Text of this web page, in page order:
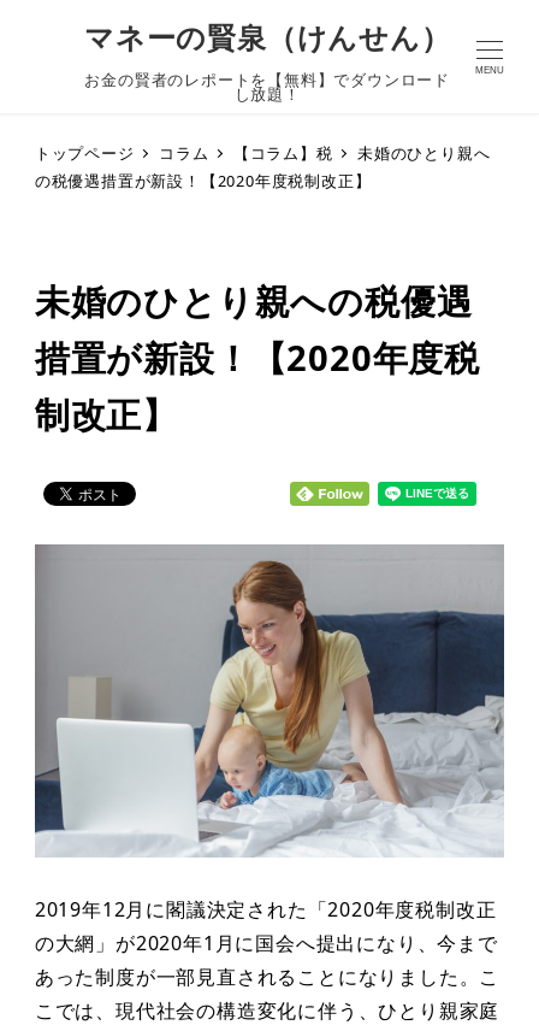
マネーの賢泉（けんせん）
お金の賢者のレポートを【無料】でダウンロード
し放題！
MENU
トップページ コラム 【コラム】税
未婚のひとり親へ
の税優遇措置が新設！【2020年度税制改正】
未婚のひとり親への税優遇
措置が新設！【2020年度税
制改正】
2019年12月に閣議決定された「2020年度税制改正
の大網」が2020年1月に国会へ提出になり、今まで
あった制度が一部見直されることになりました。こ
こでは、現代社会の構造変化に伴う、ひとり親家庭